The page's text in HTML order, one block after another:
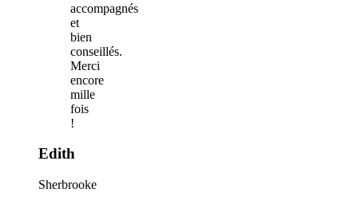
accompagnés
et
bien
conseillés.
Merci
encore
mille
fois
!
Edith
Sherbrooke